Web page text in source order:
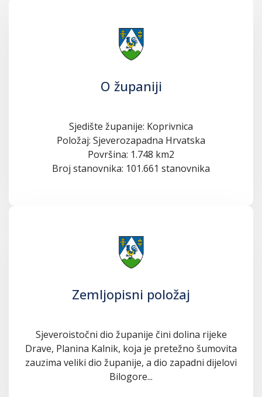
O županiji
Sjedište županije: Koprivnica
Položaj: Sjeverozapadna Hrvatska
Površina: 1.748 km2
Broj stanovnika: 101.661 stanovnika
Zemljopisni položaj
Sjeveroistočni dio županije čini dolina rijeke
Drave, Planina Kalnik, koja je pretežno šumovita
zauzima veliki dio županije, a dio zapadni dijelovi
Bilogore...